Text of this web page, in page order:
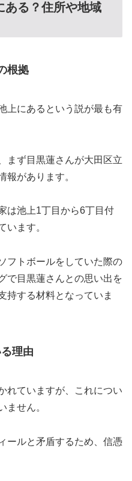
ある？住所や地域
根拠
上にあるという説が最も有
まず目黒蓮さんが大田区立
報があります。
は池上1丁目から6丁目付
います。
フトボールをしていた際の
で目黒蓮さんとの思い出を
持する材料となっていま
理由
れていますが、これについ
ません。
ールと矛盾するため、信憑